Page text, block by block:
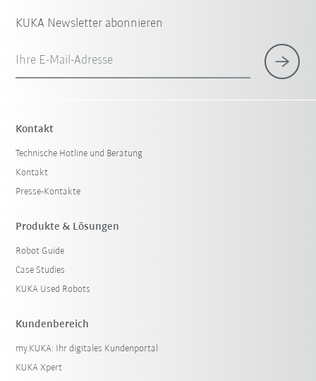
KUKA Newsletter abonnieren
Ihre E-Mail-Adresse
Kontakt
Technische Hotline und Beratung
Kontakt
Presse-Kontakte
Produkte & Lösungen
Robot Guide
Case Studies
KUKA Used Robots
Kundenbereich
my.KUKA: Ihr digitales Kundenportal
KUKA Xpert